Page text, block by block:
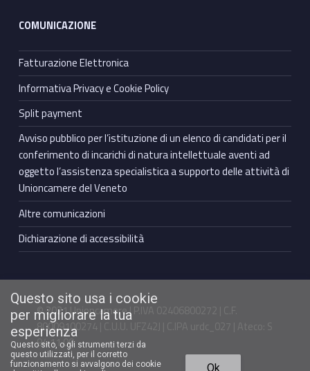
COMUNICAZIONE
Fatturazione Elettronica
Informativa Privacy e Cookie Policy
Split payment
Avviso pubblico per l’istituzione di un elenco di candidati per il
conferimento di incarichi di natura intellettuale aventi ad
oggetto l’assistenza specialistica a supporto delle attività di
Unioncamere del Veneto
Altre comunicazioni
Dichiarazione di accessibilità
© 2021 Unioncamere | P.IVA 02406800272 | C.F.
80009100274 | C.U.U. UFZ42J | C.IPA urdc_027 | Ateco: S
94.11.00
Questo sito usa i cookie
per migliorare la tua
esperienza
Questo sito, o gli strumenti terzi da
questo utilizzati, per il corretto
funzionamento si avvalgono dei cookie
Ok